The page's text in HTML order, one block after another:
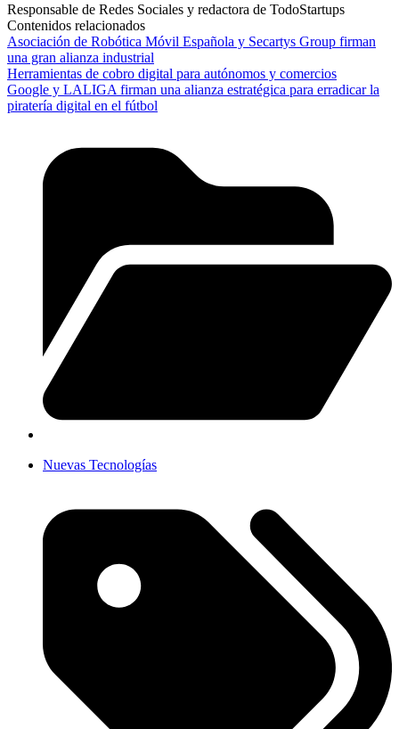
Responsable de Redes Sociales y redactora de TodoStartups
Contenidos relacionados
Asociación de Robótica Móvil Española y Secartys Group firman
una gran alianza industrial
Herramientas de cobro digital para autónomos y comercios
Google y LALIGA firman una alianza estratégica para erradicar la
piratería digital en el fútbol
Nuevas Tecnologías